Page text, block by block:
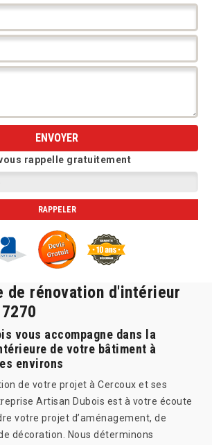
rappelle gratuitement
de rénovation d'intérieur
vous accompagne dans la
de votre bâtiment à
environs
de votre projet à Cercoux et ses
Artisan Dubois est à votre écoute
votre projet d’aménagement, de
décoration. Nous déterminons